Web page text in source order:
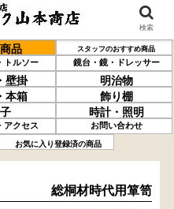
品 スタッフのおすすめ商品
トルソー 鏡台・鏡・ドレッサー
壁掛
明治物
本箱
飾り棚
時計・照明
アクセス お問い合わせ
お気に入り登録済の商品
総桐材時代用箪笥
検索